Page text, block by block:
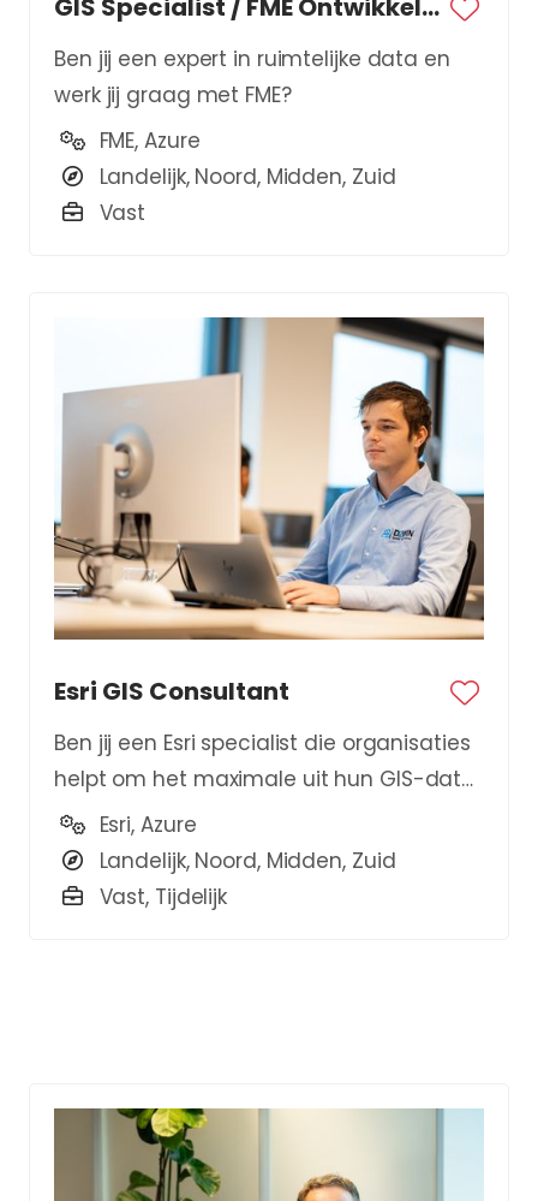
GIS Specialist / FME Ontwikkelaar
Ben jij een expert in ruimtelijke data en
werk jij graag met FME?
FME, Azure
Landelijk, Noord, Midden, Zuid
Vast
Esri GIS Consultant
Ben jij een Esri specialist die organisaties
helpt om het maximale uit hun GIS-data
te halen?
Esri, Azure
Landelijk, Noord, Midden, Zuid
Vast, Tijdelijk